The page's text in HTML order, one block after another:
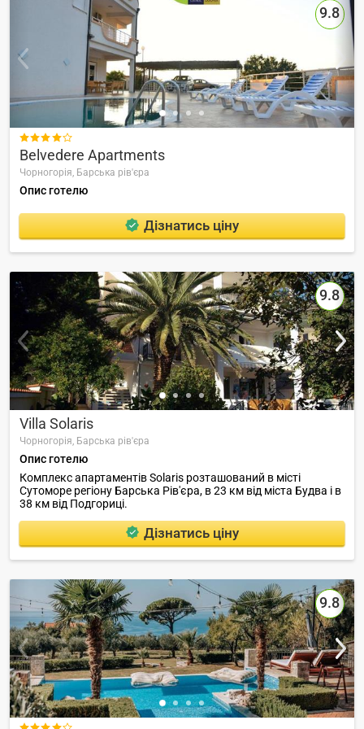
9.8

Belvedere Apartments
Чорногорія, Барська рів'єра
Опис готелю
Дізнатись ціну
9.8
Villa Solaris
Чорногорія, Барська рів'єра
Опис готелю
Комплекс апартаментів Solaris розташований в місті
Сутоморе регіону Барська Рів'єра, в 23 км від міста Будва і в
38 км від Подгориці.
Дізнатись ціну
9.8
